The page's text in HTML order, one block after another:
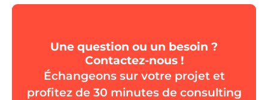
Une question ou un besoin ?
Contactez-nous !
Échangeons sur votre projet et
profitez de 30 minutes de consulting